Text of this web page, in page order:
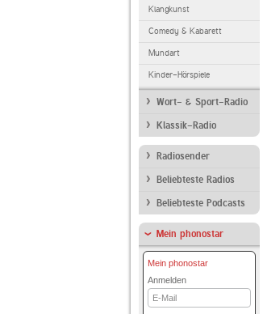
Klangkunst
Comedy & Kabarett
Mundart
Kinder-Hörspiele
Wort- & Sport-Radio
Klassik-Radio
Radiosender
Beliebteste Radios
Beliebteste Podcasts
Mein phonostar
Mein phonostar
Anmelden
E-
Mail